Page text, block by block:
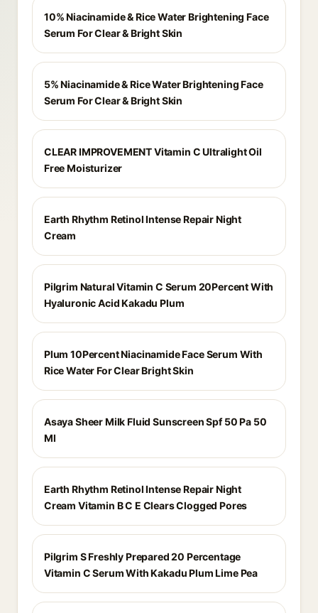
10% Niacinamide & Rice Water Brightening Face
Serum For Clear & Bright Skin
5% Niacinamide & Rice Water Brightening Face
Serum For Clear & Bright Skin
CLEAR IMPROVEMENT Vitamin C Ultralight Oil
Free Moisturizer
Earth Rhythm Retinol Intense Repair Night
Cream
Pilgrim Natural Vitamin C Serum 20Percent With
Hyaluronic Acid Kakadu Plum
Plum 10Percent Niacinamide Face Serum With
Rice Water For Clear Bright Skin
Asaya Sheer Milk Fluid Sunscreen Spf 50 Pa 50
Ml
Earth Rhythm Retinol Intense Repair Night
Cream Vitamin B C E Clears Clogged Pores
Pilgrim S Freshly Prepared 20 Percentage
Vitamin C Serum With Kakadu Plum Lime Pea